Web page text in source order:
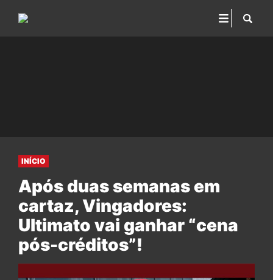
INÍCIO
Após duas semanas em
cartaz, Vingadores:
Ultimato vai ganhar “cena
pós-créditos”!